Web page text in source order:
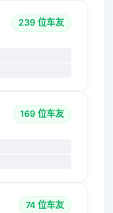
239 位车友
169 位车友
74 位车友